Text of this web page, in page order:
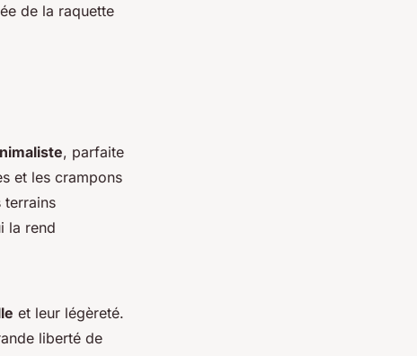
de la raquette
, parfaite
et les crampons
terrains
la rend
et leur légèreté.
liberté de